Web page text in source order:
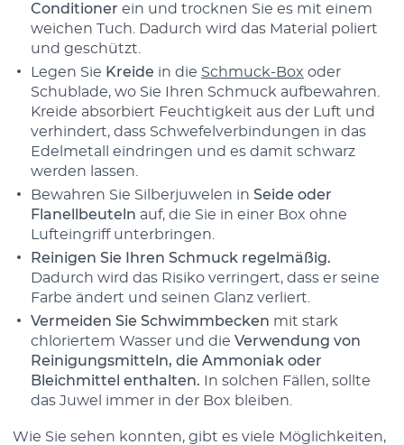
Conditioner ein und trocknen Sie es mit einem
weichen Tuch. Dadurch wird das Material poliert
und geschützt.
Legen Sie Kreide in die Schmuck-Box oder
Schublade, wo Sie Ihren Schmuck aufbewahren.
Kreide absorbiert Feuchtigkeit aus der Luft und
verhindert, dass Schwefelverbindungen in das
Edelmetall eindringen und es damit schwarz
werden lassen.
Bewahren Sie Silberjuwelen in Seide oder
Flanellbeuteln auf, die Sie in einer Box ohne
Lufteingriff unterbringen.
Reinigen Sie Ihren Schmuck regelmäßig.
Dadurch wird das Risiko verringert, dass er seine
Farbe ändert und seinen Glanz verliert.
Vermeiden Sie Schwimmbecken mit stark
chloriertem Wasser und die Verwendung von
Reinigungsmitteln, die Ammoniak oder
Bleichmittel enthalten. In solchen Fällen, sollte
das Juwel immer in der Box bleiben.
Wie Sie sehen konnten, gibt es viele Möglichkeiten,